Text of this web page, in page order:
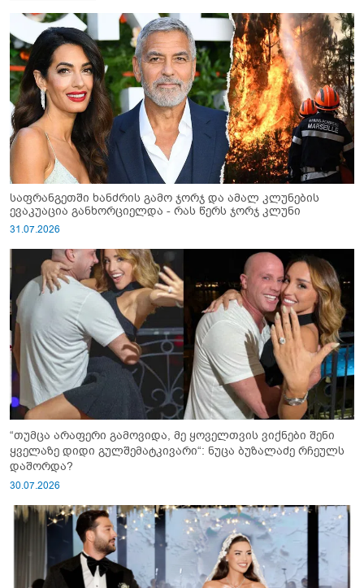
საფრანგეთში ხანძრის გამო ჯორჯ და ამალ კლუნების
ევაკუაცია განხორციელდა - რას წერს ჯორჯ კლუნი
31.07.2026
“თუმცა არაფერი გამოვიდა, მე ყოველთვის ვიქნები შენი
ყველაზე დიდი გულშემატკივარი“: ნუცა ბუზალაძე რჩეულს
დაშორდა?
30.07.2026